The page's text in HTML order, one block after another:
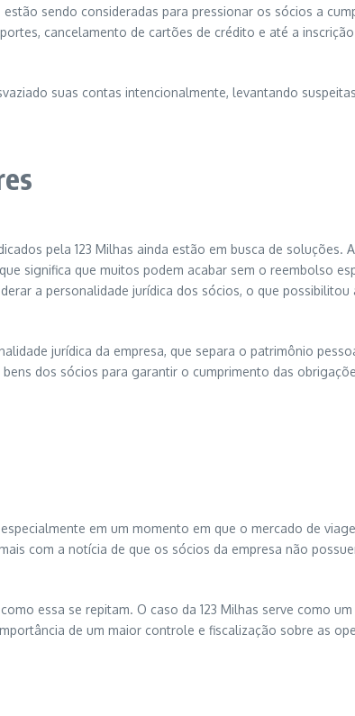
sendo consideradas para pressionar os sócios a
cancelamento de cartões de crédito e até a
suas contas intencionalmente, levantando
pela 123 Milhas ainda estão em busca de soluções.
significa que muitos podem acabar sem o reembolso
a personalidade jurídica dos sócios, o que
jurídica da empresa, que separa o patrimônio
dos sócios para garantir o cumprimento das
em um momento em que o mercado de
com a notícia de que os sócios da empresa não
essa se repitam. O caso da 123 Milhas serve como
de um maior controle e fiscalização sobre as